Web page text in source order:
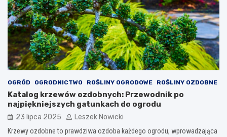
OGRÓD OGRODNICTWO ROŚLINY OGRODOWE ROŚLINY OZDOBNE
Katalog krzewów ozdobnych: Przewodnik po
najpiękniejszych gatunkach do ogrodu
23 lipca 2025 Leszek Nowicki
Krzewy ozdobne to prawdziwa ozdoba każdego ogrodu, wprowadzająca